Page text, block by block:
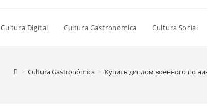
Cultura Digital Cultura Gastronomica Cultura Social
> Cultura Gastronómica > Купить диплом военного по